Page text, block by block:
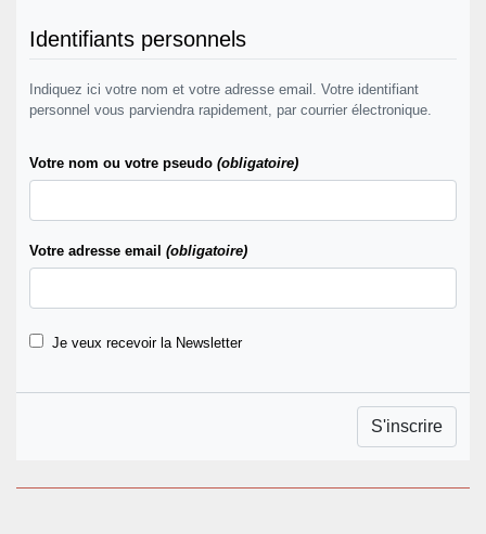
Identifiants personnels
Indiquez ici votre nom et votre adresse email. Votre identifiant
personnel vous parviendra rapidement, par courrier électronique.
Votre nom ou votre pseudo (obligatoire)
Votre adresse email (obligatoire)
Je veux recevoir la Newsletter